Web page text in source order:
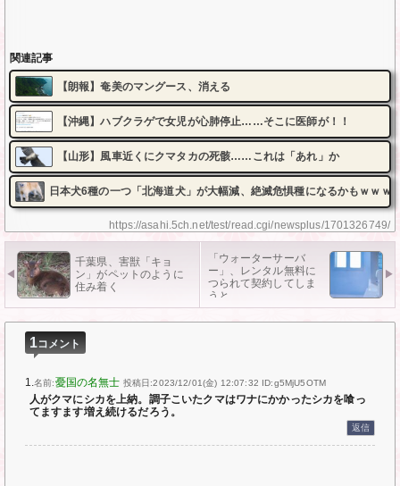
https://asahi.5ch.net/test/read.cgi/newsplus/1701326749/
関連記事
【朗報】奄美のマングース、消える
【沖縄】ハブクラゲで女児が心肺停止……そこに医師が！！
【山形】風車近くにクマタカの死骸……これは「あれ」か
日本犬6種の一つ「北海道犬」が大幅減、絶滅危惧種になるかもｗｗｗ
千葉県、害獣「キョ
ン」がペットのように
住み着く
「ウォーターサーバ
ー」、レンタル無料に
つられて契約してしま
うと……
1コメント
1.名前:憂国の名無士 投稿日:2023/12/01(金) 12:07:32 ID:g5MjU5OTM
人がクマにシカを上納。調子こいたクマはワナにかかったシカを喰っ
てますます増え続けるだろう。
返信